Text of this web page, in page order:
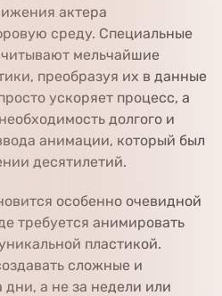
актера
среду. Специальные
мельчайшие
преобразуя их в данные
ускоряет процесс, а
долгого и
анимации, который был
десятилетий.
особенно очевидной
требуется анимировать
пластикой.
сложные и
а не за недели или